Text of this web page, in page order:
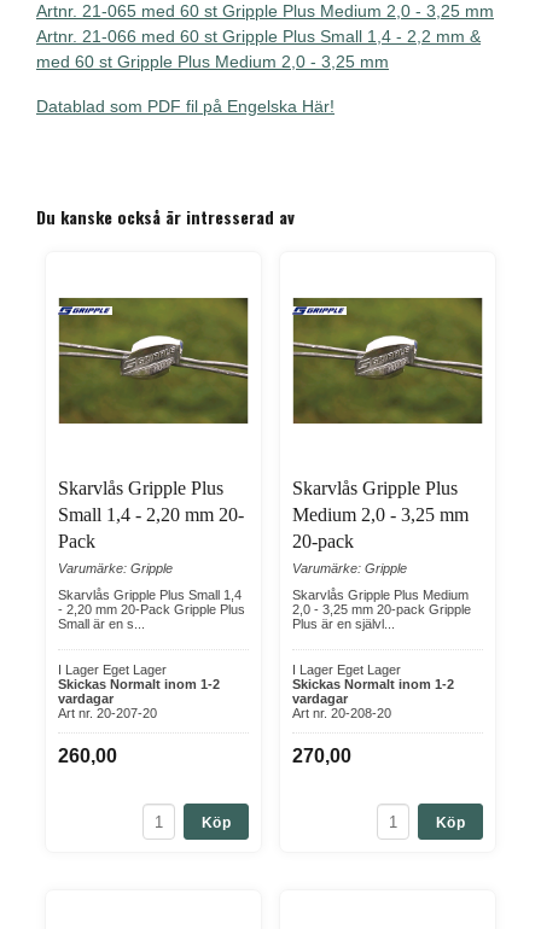
Artnr. 21-065 med 60 st Gripple Plus Medium 2,0 - 3,25 mm
Artnr. 21-066 med 60 st Gripple Plus Small 1,4 - 2,2 mm &
med 60 st Gripple Plus Medium 2,0 - 3,25 mm
Datablad som PDF fil på Engelska Här!
Du kanske också är intresserad av
Skarvlås Gripple Plus
Small 1,4 - 2,20 mm 20-
Pack
Varumärke: Gripple
Skarvlås Gripple Plus Small 1,4
- 2,20 mm 20-Pack Gripple Plus
Small är en s...
I Lager Eget Lager
Skickas Normalt inom 1-2
vardagar
Art nr. 20-207-20
260,00
Köp
Skarvlås Gripple Plus
Medium 2,0 - 3,25 mm
20-pack
Varumärke: Gripple
Skarvlås Gripple Plus Medium
2,0 - 3,25 mm 20-pack Gripple
Plus är en självl...
I Lager Eget Lager
Skickas Normalt inom 1-2
vardagar
Art nr. 20-208-20
270,00
Köp